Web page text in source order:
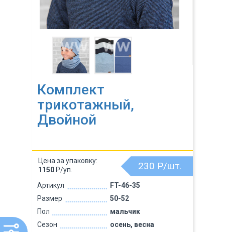
Комплект
трикотажный,
Двойной
Артикул
FT-46-35
Размер
50-52
Пол
мальчик
Сезон
осень, весна
230 Р/шт.
Цена за упаковку:
1150 Р/уп.